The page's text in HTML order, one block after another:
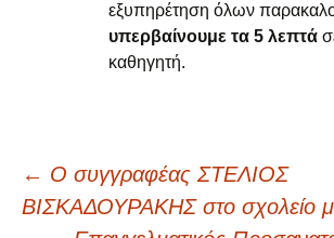
εξυπηρέτηση όλων
υπερβαίνουμε τα 5 λεπτά
καθηγητή.
← Ο συγγραφέας ΣΤΕΛΙΟΣ
ΒΙΣΚΑΔΟΥΡΑΚΗΣ στο σχολείο